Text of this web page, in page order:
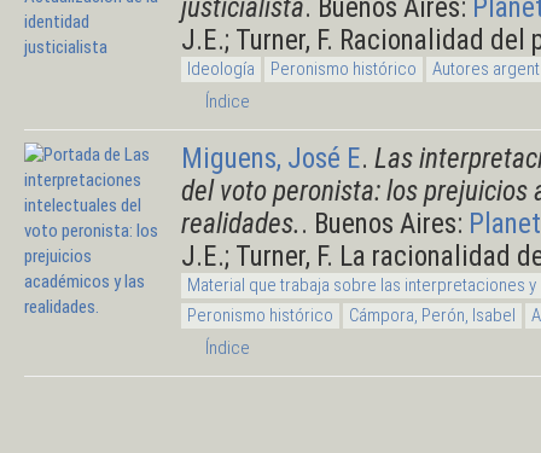
J.E.; Turner, F. Racionalidad del
Ideología Peronismo histórico
Autores
Índice
Miguens, José E. Las
del voto peronista: los prejuicios
realidades.. Buenos Aires:
J.E.; Turner, F. La racionalidad
Material que trabaja sobre las interpretaciones
Peronismo histórico
Cámpora, Perón, Isabel
Índice